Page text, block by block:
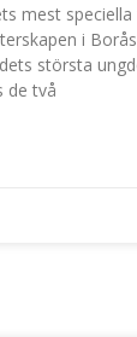
mest
i
största
de två